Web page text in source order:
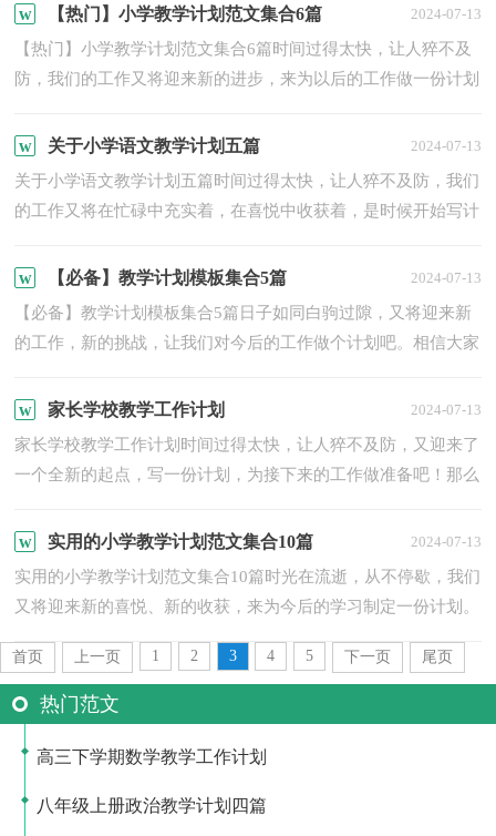
【热门】小学教学计划范文集合6篇 2024-07-13
【热门】小学教学计划范文集合6篇时间过得太快，让人猝不及
防，我们的工作又将迎来新的进步，来为以后的工作做一份计划
小...
关于小学语文教学计划五篇 2024-07-13
关于小学语文教学计划五篇时间过得太快，让人猝不及防，我们
的工作又将在忙碌中充实着，在喜悦中收获着，是时候开始写计
小...
【必备】教学计划模板集合5篇 2024-07-13
【必备】教学计划模板集合5篇日子如同白驹过隙，又将迎来新
的工作，新的挑战，让我们对今后的工作做个计划吧。相信大家
迎阅...家长学校教学工作计划 2024-07-13
家长学校教学工作计划时间过得太快，让人猝不及防，又迎来了
一个全新的起点，写一份计划，为接下来的工作做准备吧！那么
作计...实用的小学教学计划范文集合10篇 2024-07-13
实用的小学教学计划范文集合10篇时光在流逝，从不停歇，我们
又将迎来新的喜悦、新的收获，来为今后的学习制定一份计划。
教...
首页 上一页 1 2 3 4 5 下一页 尾页
热门范文
高三下学期数学教学工作计划
八年级上册政治教学计划四篇